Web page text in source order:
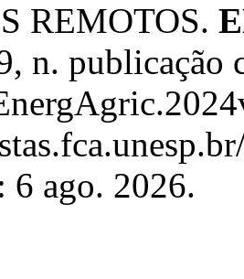
REMOTOS.
n. publicação
6 ago. 2026.